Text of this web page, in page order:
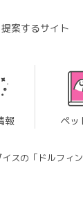
案するサイト
報 ペッ
スの「ドルフィン